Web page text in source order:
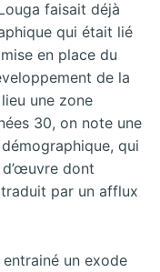
faisait déjà
qui était lié
en place du
de la
une zone
30, on note une
qui
d’œuvre dont
traduit par un afflux
un exode